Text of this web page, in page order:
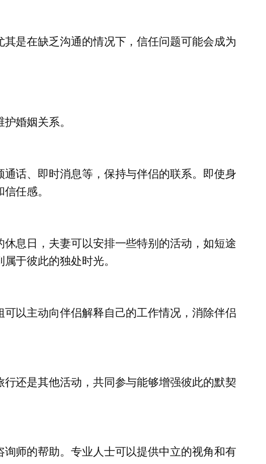
是在缺乏沟通的情况下，信任问题可能会成为
婚姻关系。
话、即时消息等，保持与伴侣的联系。即使身
任感。
息日，夫妻可以安排一些特别的活动，如短途
于彼此的独处时光。
以主动向伴侣解释自己的工作情况，消除伴侣
还是其他活动，共同参与能够增强彼此的默契
师的帮助。专业人士可以提供中立的视角和有